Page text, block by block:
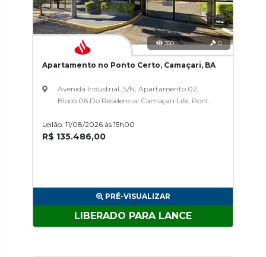
350 0
Apartamento no Ponto Certo, Camaçari, BA
Avenida Industrial, S/N, Apartamento 02,
Bloco 06 Do Residencial Camaçari Life, Ponto
Leilão: 11/08/2026 às 15h00
R$ 135.486,00
PRÉ-VISUALIZAR
LIBERADO PARA LANCE